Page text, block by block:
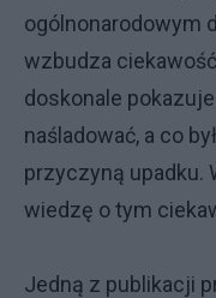
ogólnonarodowym
wzbudza
doskonale
naśladować, a co
przyczyną upadku.
wiedzę o tym
Jedną z publikacji